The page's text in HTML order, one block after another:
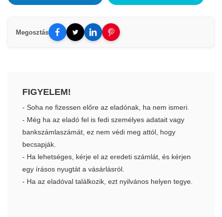
Megosztás
FIGYELEM!
- Soha ne fizessen előre az eladónak, ha nem ismeri.
- Még ha az eladó fel is fedi személyes adatait vagy
bankszámlaszámát, ez nem védi meg attól, hogy
becsapják.
- Ha lehetséges, kérje el az eredeti számlát, és kérjen
egy írásos nyugtát a vásárlásról.
- Ha az eladóval találkozik, ezt nyilvános helyen tegye.